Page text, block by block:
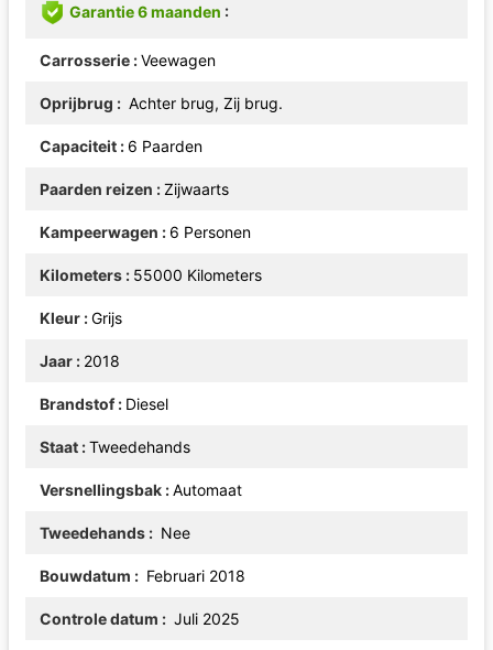
Garantie 6 maanden
Carrosserie Veewagen
Oprijbrug Achter brug, Zij brug.
Capaciteit 6 Paarden
Paarden reizen Zijwaarts
Kampeerwagen 6 Personen
Kilometers 55000 Kilometers
Kleur Grijs
Jaar 2018
Brandstof Diesel
Staat Tweedehands
Versnellingsbak Automaat
Tweedehands Nee
Bouwdatum Februari 2018
Controle datum Juli 2025